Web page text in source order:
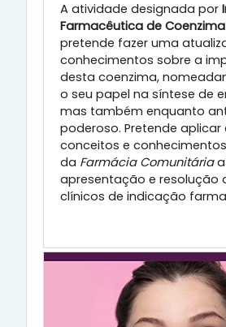
A atividade designada por
Farmacêutica de Coenzima
pretende fazer uma
conhecimentos sobre a
desta coenzima,
o seu papel na síntese de
mas também enquanto
poderoso. Pretende aplicar
conceitos e
da Farmácia Comunitária
apresentação e resolução
clínicos de indicação